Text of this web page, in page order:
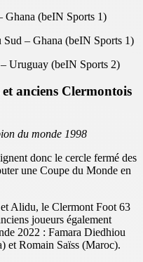
Ghana (beIN Sports 1)
Sud – Ghana (beIN Sports 1)
Uruguay (beIN Sports 2)
anciens Clermontois
du monde 1998
donc le cercle fermé des
une Coupe du Monde en
et Alidu, le Clermont Foot 63
joueurs également
2022 : Famara Diedhiou
et Romain Saïss (Maroc).